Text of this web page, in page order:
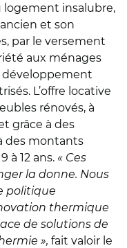
logement insalubre,
et son
par le versement
aux ménages
développement
L’offre locative
rénovés, à
grâce à des
des montants
à 12 ans. « Ces
la donne. Nous
politique
thermique
de solutions de
», fait valoir le